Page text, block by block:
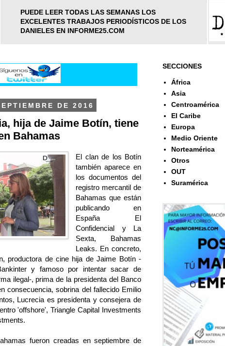
PUEDE LEER TODAS LAS SEMANAS LOS
EXCELENTES TRABAJOS PERIODÍSTICOS DE LOS
DANIELES EN INFORME25.COM
DE 2016
hija de Jaime Botín, tiene
Bahamas
El clan de los Botín
también aparece en
los documentos del
registro mercantil de
Bahamas que están
publicando en
España El
Confidencial y La
Sexta, Bahamas
Leaks. En concreto,
productora de cine hija de Jaime Botín -
y famoso por intentar sacar de
ilegal-, prima de la presidenta del Banco
consecuencia, sobrina del fallecido Emilio
Lucrecia es presidenta y consejera de
'offshore', Triangle Capital Investments
fueron creadas en septiembre de
SECCIONES
África
Asia
Centroamérica
El Caribe
Europa
Medio Oriente
Norteamérica
Otros
OUT
Suramérica